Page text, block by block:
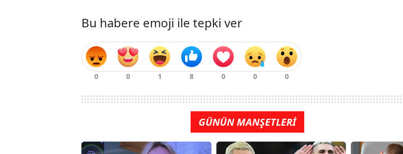
Bu habere emoji ile tepki ver
GÜNÜN MANŞETLERİ